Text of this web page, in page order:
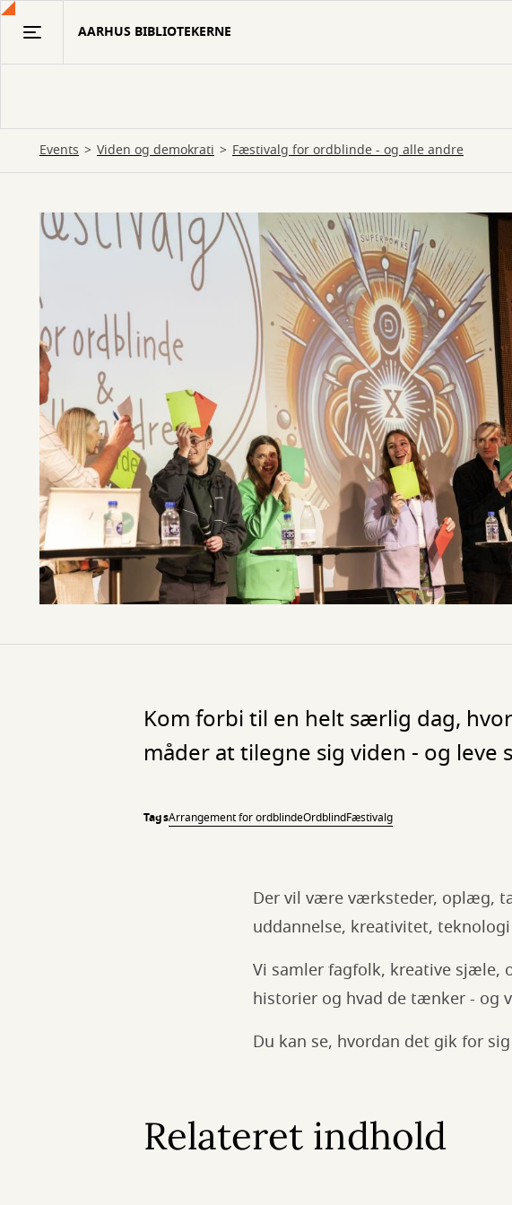
Gå
AARHUS BIBLIOTEKERNE
Events Viden og demokrati Fæstivalg for ordblinde - og alle andre
Kom forbi til en helt særlig dag,
måder at tilegne sig viden - og leve
TagsArrangement for ordblindeOrdblindFæstivalg
Der vil være værksteder, oplæg,
uddannelse, kreativitet,
Vi samler fagfolk, kreative sjæle,
historier og hvad de tænker - og
Du kan se, hvordan det gik for
Relateret indhold